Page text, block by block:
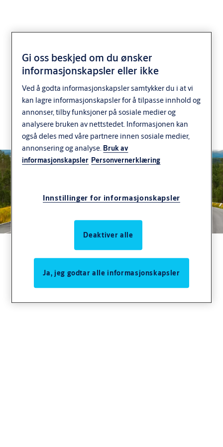
ASSA ABLOY
Låsesmeder
Låsesmeder som er spesialister i alt som har med
låser, sikkerhet og trygghet å gjøre – både for
private boliger, bedrifter og institusjoner.
Gi oss beskjed om du ønsker
informasjonskapsler eller ikke
Ved å godta informasjonskapsler samtykker du i at vi
kan lagre informasjonskapsler for å tilpasse innhold og
annonser, tilby funksjoner på sosiale medier og
analysere bruken av nettstedet. Informasjonen kan
også deles med våre partnere innen sosiale medier,
annonsering og analyse. Bruk av
informasjonskapsler Personvernerklæring
Innstillinger for informasjonskapsler
Deaktiver alle
Ja, jeg godtar alle informasjonskapsler